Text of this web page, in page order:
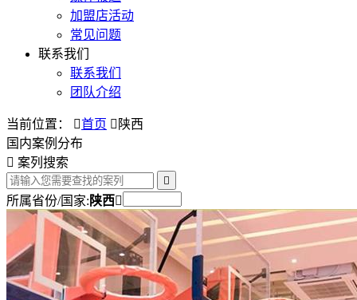
加盟店活动
常见问题
联系我们
联系我们
团队介绍
当前位置： 首页  陕西
国内案例分布
 案列搜索

所属省份/国家: 陕西